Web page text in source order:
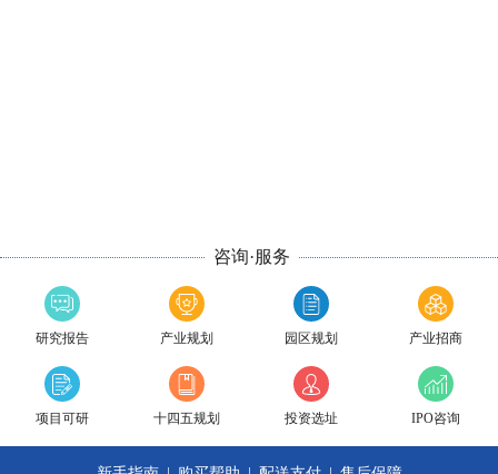
咨询·服务
研究报告 产业规划 园区规划 产业招商
项目可研 十四五规划 投资选址 IPO咨询